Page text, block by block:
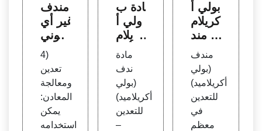
مندف
غير أي
وني
(بولي
أكريلا
ميد) ي
ستخد
م للم
عادن
4)
تعدين
ومعالجة
المعادن:
يمكن
استخدامه
مادة ب
ولي أ
كريلام
يد أنيو
نية خا
صة ل
معدن
الفحم
مادة
ندف
(بولي
أكريلاميد)
للتعدين
–
بولي أ
كريلام
يد مند
ف يس
تخدم
لمعال
جة ال
معادن
مندف
(بولي
أكريلاميد)
للتعدين
في
معظم